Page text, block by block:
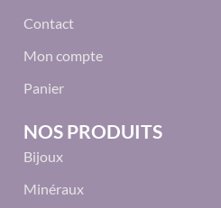
Contact
Mon compte
Panier
NOS PRODUITS
Bijoux
Minéraux